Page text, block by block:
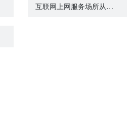
互联网上网服务场所从业人员资格培训咨询